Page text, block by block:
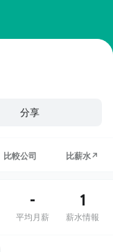
分享
比較公司 比薪水↗
-
平均月薪
1
薪水情報